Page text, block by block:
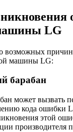
LG
возможных
машины LG:
барабан
может вызвать
кода ошибки
этой
производителя